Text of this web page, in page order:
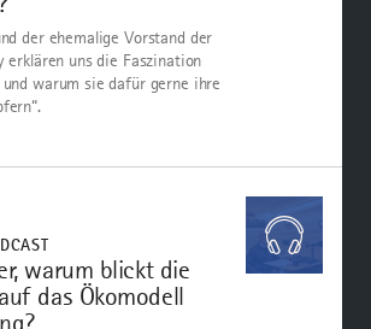
der ehemalige Vorstand der
erklären uns die Faszination
warum sie dafür gerne ihre
warum blickt die
das Ökomodell